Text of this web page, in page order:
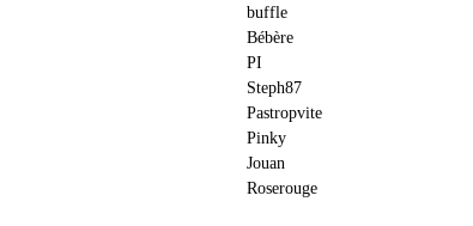
buffle
Bébère
PI
Steph87
Pastropvite
Pinky
Jouan
Roserouge